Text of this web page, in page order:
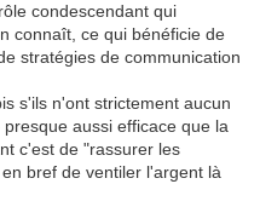
condescendant qui
connaît, ce qui bénéficie de
stratégies de communication
s'ils n'ont strictement aucun
aussi efficace que la
c'est de "rassurer les
bref de ventiler l'argent là